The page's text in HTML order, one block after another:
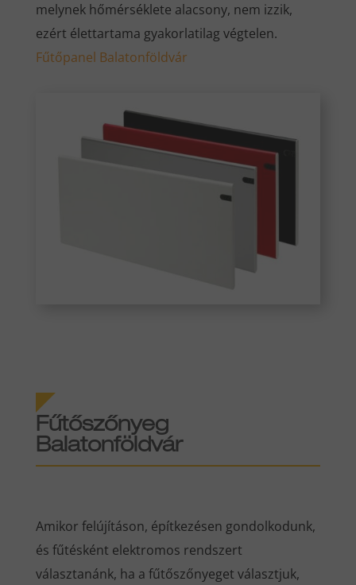
melynek hőmérséklete alacsony, nem izzik,
ezért élettartama gyakorlatilag végtelen.
Fűtőpanel Balatonföldvár
Fűtőszőnyeg
Balatonföldvár
Amikor felújításon, építkezésen gondolkodunk,
és fűtésként elektromos rendszert
választanánk, ha a fűtőszőnyeget választjuk,